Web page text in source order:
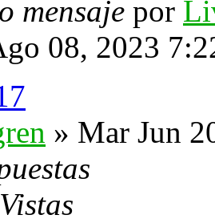
mensaje por
08, 2023
» Mar Jun
Vistas